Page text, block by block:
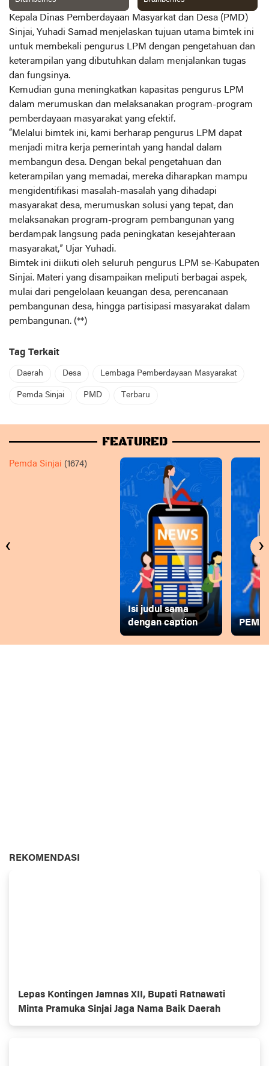
Kepala Dinas Pemberdayaan Masyarkat dan Desa (PMD)
Sinjai, Yuhadi Samad menjelaskan tujuan utama bimtek ini
untuk membekali pengurus LPM dengan pengetahuan dan
keterampilan yang dibutuhkan dalam menjalankan tugas
dan fungsinya.
Kemudian guna meningkatkan kapasitas pengurus LPM
dalam merumuskan dan melaksanakan program-program
pemberdayaan masyarakat yang efektif.
“Melalui bimtek ini, kami berharap pengurus LPM dapat
menjadi mitra kerja pemerintah yang handal dalam
membangun desa. Dengan bekal pengetahuan dan
keterampilan yang memadai, mereka diharapkan mampu
mengidentifikasi masalah-masalah yang dihadapi
masyarakat desa, merumuskan solusi yang tepat, dan
melaksanakan program-program pembangunan yang
berdampak langsung pada peningkatan kesejahteraan
masyarakat,” Ujar Yuhadi.
Bimtek ini diikuti oleh seluruh pengurus LPM se-Kabupaten
Sinjai. Materi yang disampaikan meliputi berbagai aspek,
mulai dari pengelolaan keuangan desa, perencanaan
pembangunan desa, hingga partisipasi masyarakat dalam
pembangunan. (**)
Tag Terkait
Daerah Desa Lembaga Pemberdayaan Masyarakat
Pemda Sinjai PMD Terbaru
FEATURED
Pemda Sinjai (1674)
Isi judul sama
dengan caption
‹ ›
REKOMENDASI
Lepas Kontingen Jamnas XII, Bupati Ratnawati
Minta Pramuka Sinjai Jaga Nama Baik Daerah